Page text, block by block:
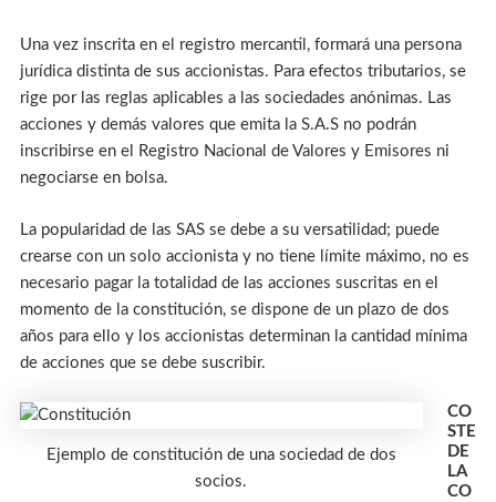
Una vez inscrita en el registro mercantil, formará una persona
jurídica distinta de sus accionistas. Para efectos tributarios, se
rige por las reglas aplicables a las sociedades anónimas. Las
acciones y demás valores que emita la S.A.S no podrán
inscribirse en el Registro Nacional de Valores y Emisores ni
negociarse en bolsa.
La popularidad de las SAS se debe a su versatilidad; puede
crearse con un solo accionista y no tiene límite máximo, no es
necesario pagar la totalidad de las acciones suscritas en el
momento de la constitución, se dispone de un plazo de dos
años para ello y los accionistas determinan la cantidad mínima
de acciones que se debe suscribir.
Ejemplo de constitución de una sociedad de dos
socios.
CO
STE
DE
LA
CO